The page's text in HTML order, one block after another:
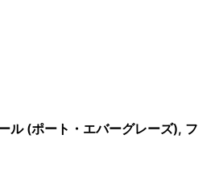
ル (ポート・エバーグレーズ), フ